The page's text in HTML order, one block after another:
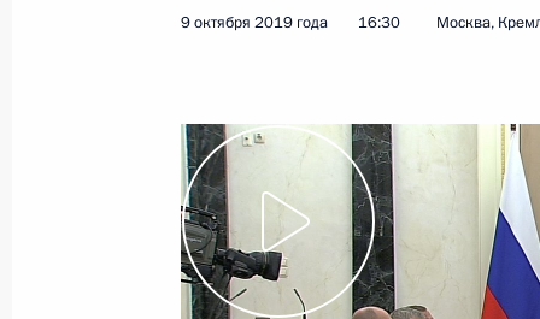
9 октября 2019 года 16:30 Москва,